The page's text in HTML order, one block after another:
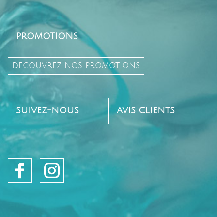
PROMOTIONS
DÉCOUVREZ NOS PROMOTIONS
SUIVEZ-NOUS AVIS CLIENTS